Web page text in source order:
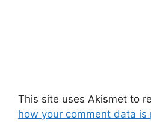
This site uses Akismet to
how your comment data is